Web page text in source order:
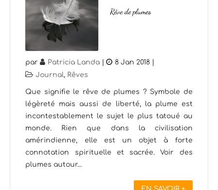
Rêve de plumes
par Patricia Landa | 8 Jan 2018
Journal, Rêves
Que signifie le rêve de plumes ? Symbole de
légèreté mais aussi de liberté, la plume est
incontestablement le sujet le plus tatoué au
monde. Rien que dans la civilisation
amérindienne, elle est un objet à forte
connotation spirituelle et sacrée. Voir des
plumes autour...